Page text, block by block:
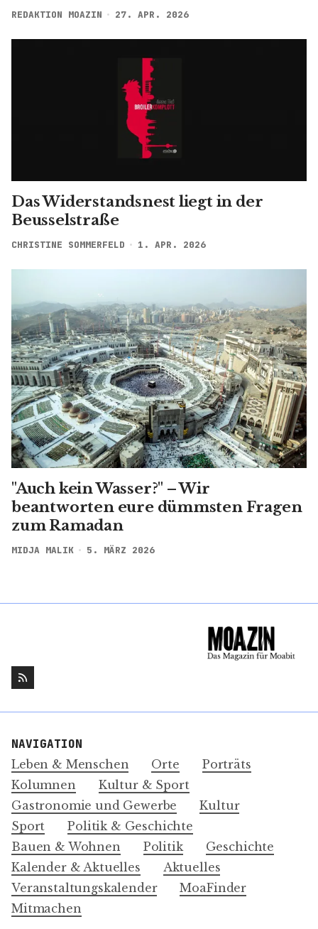
REDAKTION MOAZIN 27. APR. 2026
Das Widerstandsnest liegt in der
Beusselstraße
CHRISTINE SOMMERFELD 1. APR. 2026
"Auch kein Wasser?" – Wir
beantworten eure dümmsten Fragen
zum Ramadan
MIDJA MALIK 5. MÄRZ 2026
NAVIGATION
Leben & Menschen Orte
Porträts
Kolumnen
Kultur & Sport
Gastronomie und Gewerbe
Kultur
Sport
Politik & Geschichte
Bauen & Wohnen
Politik
Geschichte
Kalender & Aktuelles
Aktuelles
Veranstaltungskalender
MoaFinder
Mitmachen